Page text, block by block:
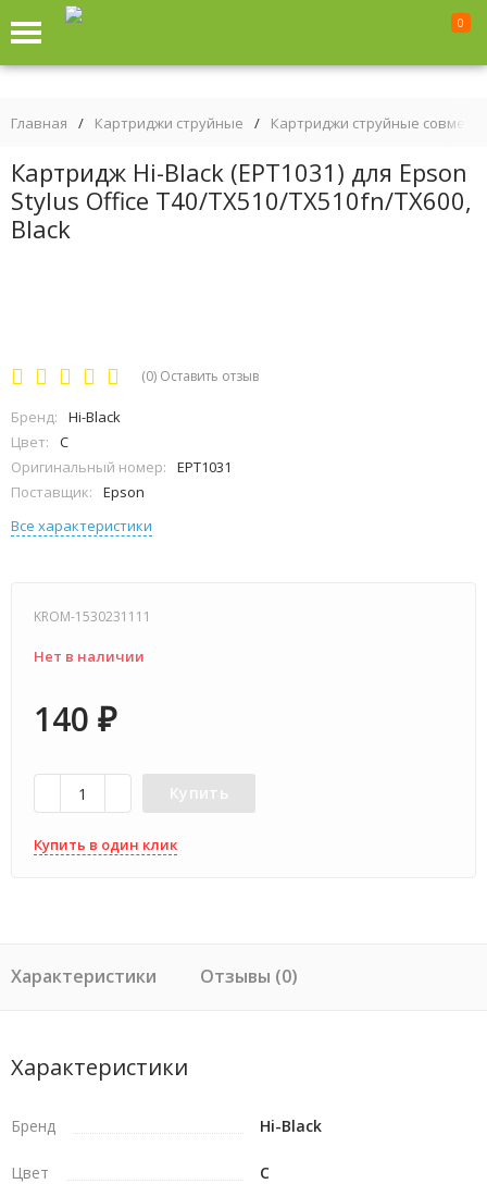
0
Главная / Картриджи струйные / Картриджи струйные
Картридж Hi-Black (EPT1031) для Epson
Stylus Office T40/TX510/TX510fn/TX600,
Black
(0) Оставить отзыв
Бренд:
Hi-Black
Цвет:
C
Оригинальный номер:
EPT1031
Поставщик:
Epson
Все характеристики
KROM-1530231111
Нет в наличии
140 ₽
Купить
Купить в один клик
Характеристики Отзывы (0)
Характеристики
Бренд Hi-Black
Цвет C